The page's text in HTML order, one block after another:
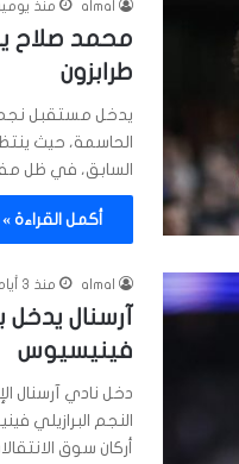
almal منذ
محمد صلاح
طرابزون
يدخل مستقبل
الحاسمة، حيث
السابق، في ظل
أكمل القراءة »
almal منذ 3 أيام
آرسنال
فينيسيوس
دخل نادي آرسنال
النجم البرازيلي
أركان سوق